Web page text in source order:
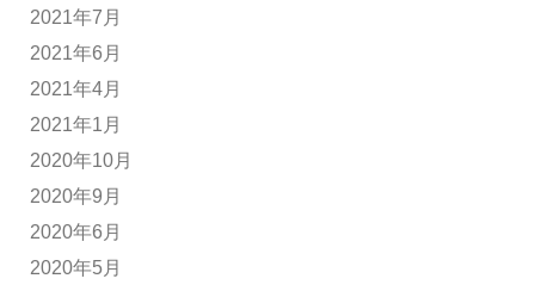
2021年7月
2021年6月
2021年4月
2021年1月
2020年10月
2020年9月
2020年6月
2020年5月